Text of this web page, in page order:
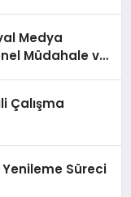
Medya
Müdahale ve
Çalışma
Süreci